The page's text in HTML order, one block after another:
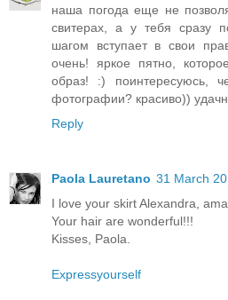
наша погода еще не
свитерах, а у тебя сразу
шагом вступает в свои
очень! яркое пятно,
образ! :) поинтересуюсь,
фотографии? красиво))
Reply
Paola Lauretano 31 March
I love your skirt Alexandra,
Your hair are wonderful!!!
Kisses, Paola.
Expressyourself